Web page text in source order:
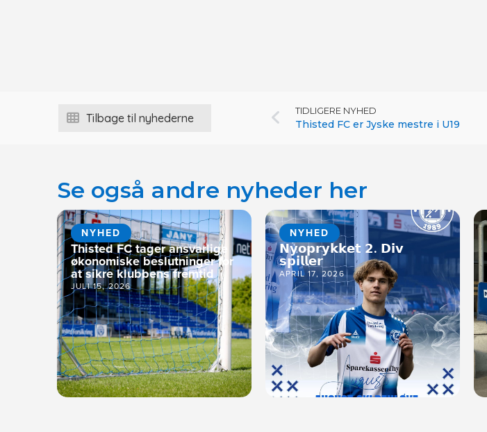
Tilbage til nyhederne
TIDLIGERE NYHED
Thisted FC er Jyske mestre i U19
Se også andre nyheder her
NYHED
Thisted FC tager ansvarlige
økonomiske beslutninger for
at sikre klubbens fremtid
JULI 15, 2026
NYHED
𝗡𝘆𝗼𝗽𝗿𝘆𝗸𝗸𝗲𝘁 𝟮. 𝗗𝗶𝘃
𝘀𝗽𝗶𝗹𝗹𝗲𝗿
APRIL 17, 2026